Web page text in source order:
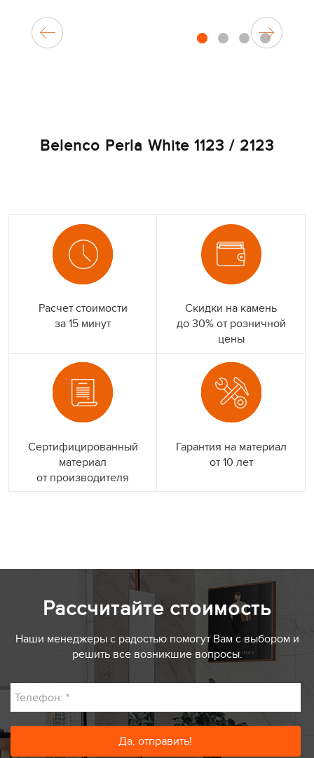
1 2 3 4
Belenco Perla White 1123 / 2123
Расчет стоимости
за 15 минут
Скидки на камень
до 30% от розничной
цены
Сертифицированный
материал
от производителя
Гарантия на материал
от 10 лет
Рассчитайте стоимость
Наши менеджеры с радостью помогут Вам с выбором и
решить все возникшие вопросы.
Телефон: *